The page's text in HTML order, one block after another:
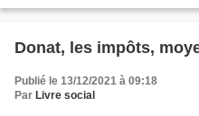
Donat, les impôts,
Publié le 13/12/2021 à 09:18
Par Livre social